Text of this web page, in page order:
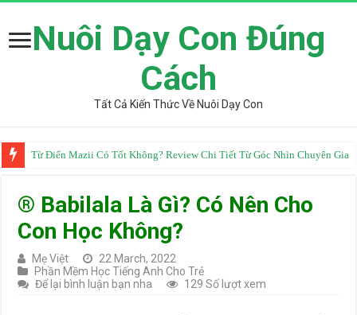
Nuôi Dạy Con Đúng
Cách
Tất Cả Kiến Thức Về Nuôi Dạy Con
Từ Điển Mazii Có Tốt Không? Review Chi Tiết Từ Góc Nhìn Chuyên Gia
® Babilala Là Gì? Có Nên Cho
Con Học Không?
Mẹ Việt
22 March, 2022
Phần Mềm Học Tiếng Anh Cho Trẻ
Để lại bình luận bạn nha
129 Số lượt xem